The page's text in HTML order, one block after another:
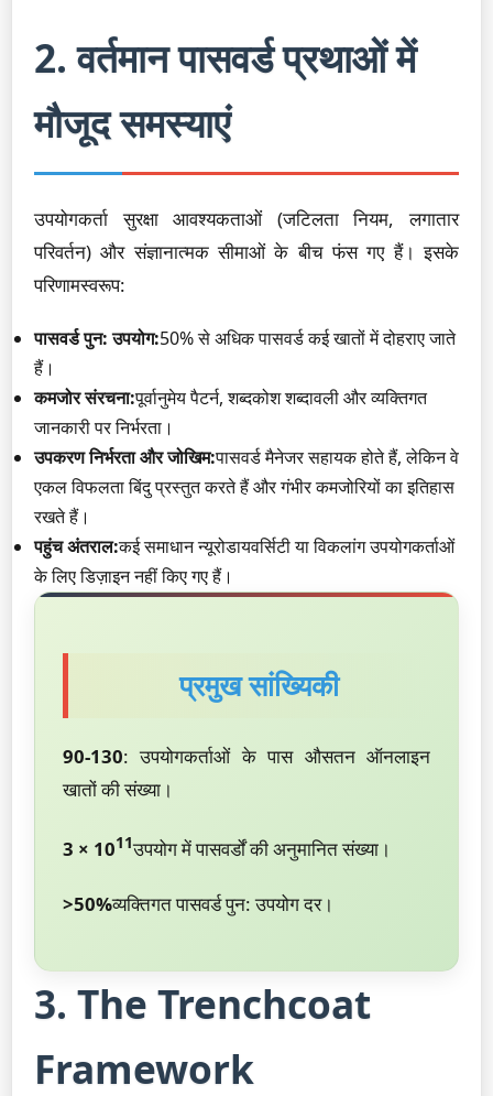
2. वर्तमान पासवर्ड प्रथाओं में
मौजूद समस्याएं
उपयोगकर्ता सुरक्षा आवश्यकताओं (जटिलता नियम, लगातार
परिवर्तन) और संज्ञानात्मक सीमाओं के बीच फंस गए हैं। इसके
परिणामस्वरूप:
पासवर्ड पुन: उपयोग:50% से अधिक पासवर्ड कई खातों में दोहराए जाते
हैं।
कमजोर संरचना:पूर्वानुमेय पैटर्न, शब्दकोश शब्दावली और व्यक्तिगत
जानकारी पर निर्भरता।
उपकरण निर्भरता और जोखिम:पासवर्ड मैनेजर सहायक होते हैं, लेकिन वे
एकल विफलता बिंदु प्रस्तुत करते हैं और गंभीर कमजोरियों का इतिहास
रखते हैं।
पहुंच अंतराल:कई समाधान न्यूरोडायवर्सिटी या विकलांग उपयोगकर्ताओं
के लिए डिज़ाइन नहीं किए गए हैं।
प्रमुख सांख्यिकी
90-130: उपयोगकर्ताओं के पास औसतन ऑनलाइन
खातों की संख्या।
3 × 1011उपयोग में पासवर्डों की अनुमानित संख्या।
>50%व्यक्तिगत पासवर्ड पुन: उपयोग दर।
3. The Trenchcoat
Framework